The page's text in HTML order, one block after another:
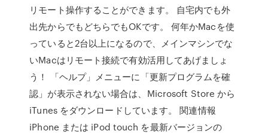
リモート操作することができます。 自宅内でも外
出先からでもどちらでもOKです。 何年かMacを使
っていると2台以上になるので、メインマシンでな
いMacはリモート接続で有効活用してあげましょ
う！ 「ヘルプ」メニューに「更新プログラムを確
認」が表示されない場合は、Microsoft Store から
iTunes をダウンロードしています。 関連情報
iPhone または iPod touch を最新バージョンの